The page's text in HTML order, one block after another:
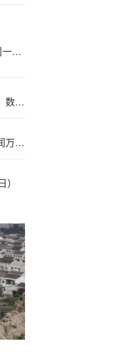
O周!报：年内唯一一只百元股周一申购
远光!软件Realinsight智能报表：数据高效管理，释放业务价值
城楼‘网’|?华润置地完成配售华润万象生活股份 净筹约20.61亿港元